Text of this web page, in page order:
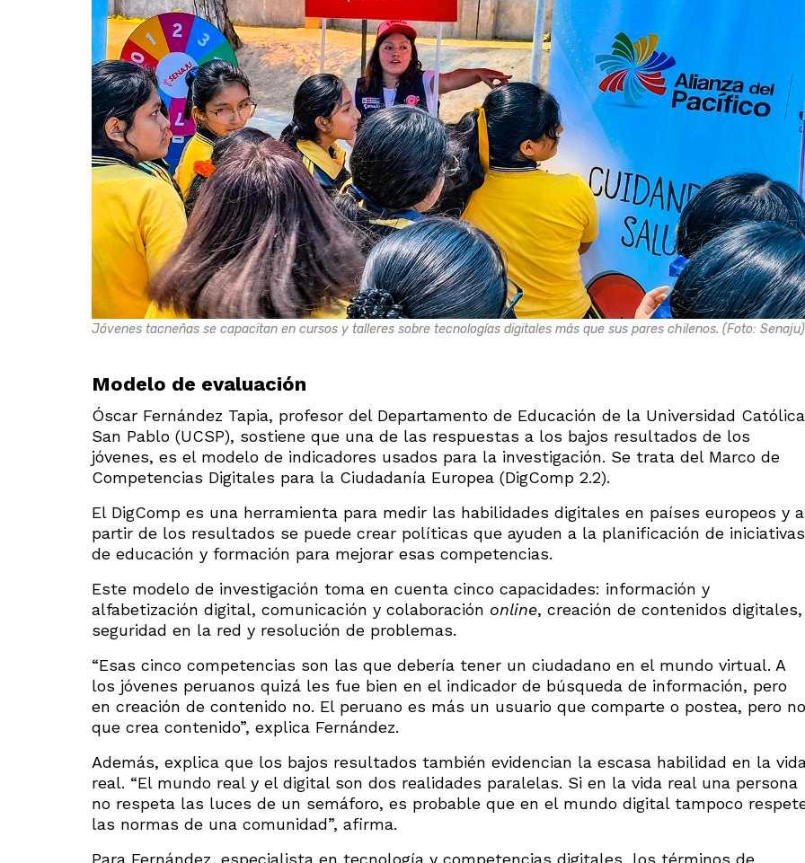
Jóvenes tacneñas se capacitan en cursos y talleres sobre tecnologías digitales más que sus pares chilenos. (Foto: Senaju)
Modelo de evaluación
Óscar Fernández Tapia, profesor del Departamento de Educación de la Universidad Católica
San Pablo (UCSP), sostiene que una de las respuestas a los bajos resultados de los
jóvenes, es el modelo de indicadores usados para la investigación. Se trata del Marco de
Competencias Digitales para la Ciudadanía Europea (DigComp 2.2).
El DigComp es una herramienta para medir las habilidades digitales en países europeos y a
partir de los resultados se puede crear políticas que ayuden a la planificación de iniciativas
de educación y formación para mejorar esas competencias.
Este modelo de investigación toma en cuenta cinco capacidades: información y
alfabetización digital, comunicación y colaboración online, creación de contenidos digitales,
seguridad en la red y resolución de problemas.
“Esas cinco competencias son las que debería tener un ciudadano en el mundo virtual. A
los jóvenes peruanos quizá les fue bien en el indicador de búsqueda de información, pero
en creación de contenido no. El peruano es más un usuario que comparte o postea, pero no
que crea contenido”, explica Fernández.
Además, explica que los bajos resultados también evidencian la escasa habilidad en la
real. “El mundo real y el digital son dos realidades paralelas. Si en la vida real una persona
no respeta las luces de un semáforo, es probable que en el mundo digital tampoco
las normas de una comunidad”, afirma.
Para Fernández, especialista en tecnología y competencias digitales, los términos de